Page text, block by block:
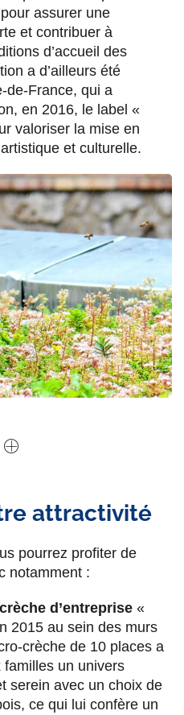
assurer une
et contribuer à
d’accueil des
a d’ailleurs été
de-France, qui a
en 2016, le label «
valoriser la mise en
et culturelle.
attractivité
pourrez profiter de
notamment :
d’entreprise «
2015 au sein des murs
crèche de 10 places a
un univers
serein avec un choix de
ce qui lui confère un